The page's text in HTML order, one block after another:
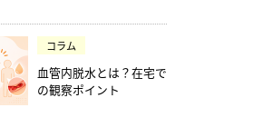
コラム
血管内脱水とは？在宅で
の観察ポイント